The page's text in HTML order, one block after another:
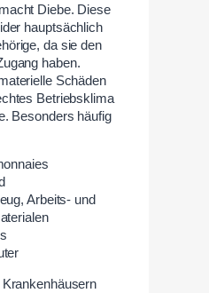
Diebe. Diese
hauptsächlich
da sie den
haben.
Schäden
Betriebsklima
Besonders häufig
Arbeits- und